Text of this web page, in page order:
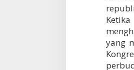
yang